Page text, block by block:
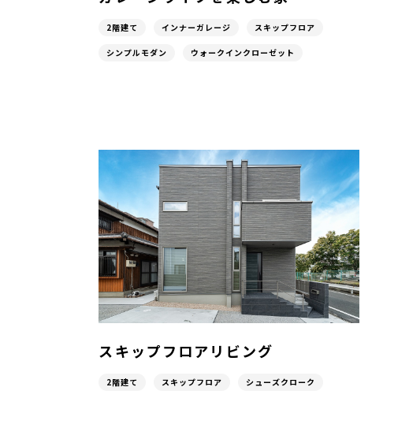
2階建て インナーガレージ スキップフロア
シンプルモダン ウォークインクローゼット
スキップフロアリビング
2階建て スキップフロア シューズクローク